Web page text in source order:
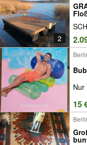
2
Nur
15